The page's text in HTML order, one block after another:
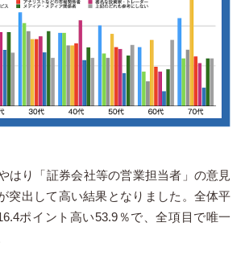
はり「証券会社等の営業担当者」の意見
突出して高い結果となりました。全体平
ポイント高い53.9％で、全項目で唯一